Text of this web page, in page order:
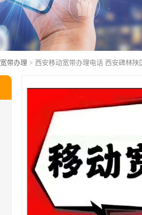
宽带办理 > 西安移动宽带办理电话 西安碑林